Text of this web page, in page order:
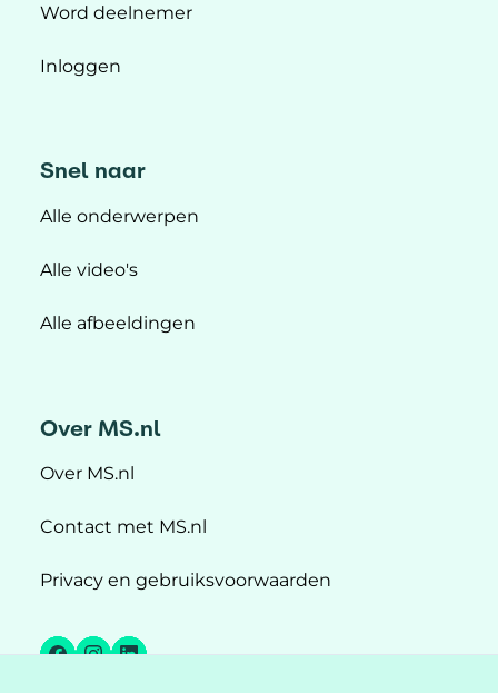
Word deelnemer
Inloggen
Snel naar
Alle onderwerpen
Alle video's
Alle afbeeldingen
Over MS.nl
Over MS.nl
Contact met MS.nl
Privacy en gebruiksvoorwaarden
Facebook
Instagram
LinkedIn